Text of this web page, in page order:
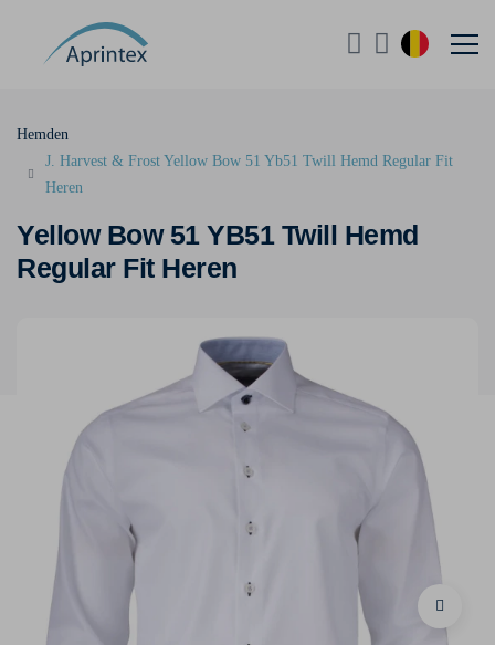
Yellow Bow 51 YB51 Twill Hemd
Regular Fit Heren
Hemden
J. Harvest & Frost Yellow Bow 51 Yb51 Twill Hemd Regular Fit
Heren